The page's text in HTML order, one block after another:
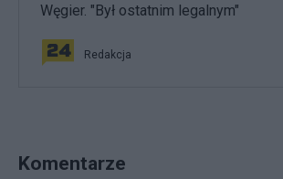
Węgier. "Był ostatnim legalnym"
Redakcja
Komentarze